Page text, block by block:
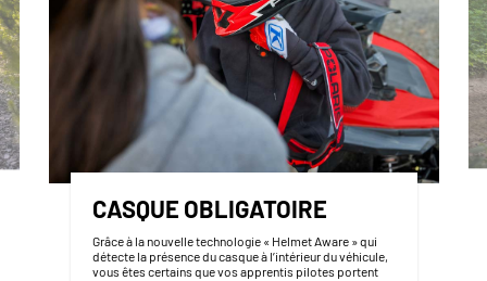
CASQUE OBLIGATOIRE
Grâce à la nouvelle technologie « Helmet Aware » qui
détecte la présence du casque à l’intérieur du véhicule,
vous êtes certains que vos apprentis pilotes portent